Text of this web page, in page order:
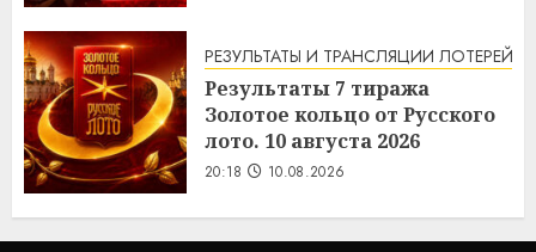
РЕЗУЛЬТАТЫ И ТРАНСЛЯЦИИ ЛОТЕРЕЙ
Результаты 7 тиража
Золотое кольцо от Русского
лото. 10 августа 2026
20:18 10.08.2026